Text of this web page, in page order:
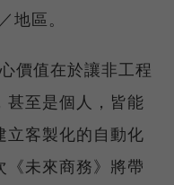
地區。
價值在於讓非工程
甚至是個人，皆能
立客製化的自動化
《未來商務》將帶